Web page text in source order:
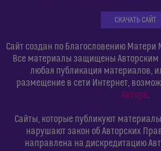
СКАЧАТЬ САЙТ
Сайт создан по Благословению
Все материалы защищены
любая публикация материалов,
размещение в сети Интернет,
Автора.
Сайты, которые публикуют
нарушают закон об Авторских
направлена на дискредитацию